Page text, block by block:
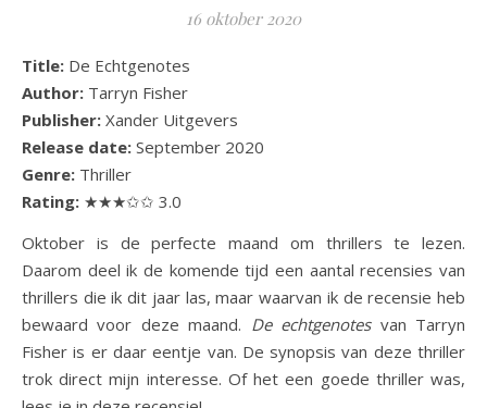
16 oktober 2020
Title: De Echtgenotes
Author: Tarryn Fisher
Publisher: Xander Uitgevers
Release date: September 2020
Genre: Thriller
Rating: ★★★✩✩ 3.0
Oktober is de perfecte maand om thrillers te lezen.
Daarom deel ik de komende tijd een aantal recensies van
thrillers die ik dit jaar las, maar waarvan ik de recensie heb
bewaard voor deze maand. De echtgenotes van Tarryn
Fisher is er daar eentje van. De synopsis van deze thriller
trok direct mijn interesse. Of het een goede thriller was,